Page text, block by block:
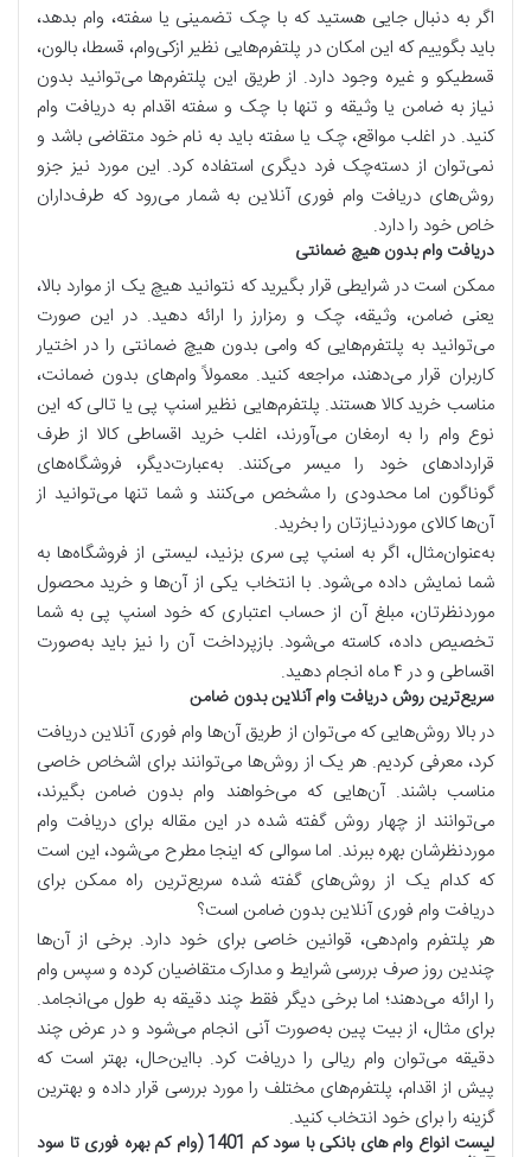
اگر به دنبال جایی هستید که با چک تضمینی یا سفته، وام بدهد،
باید بگوییم که این امکان در پلتفرم‌هایی نظیر ازکی‌وام، قسطا، بالون،
قسطیکو و غیره وجود دارد. از طریق این پلتفرم‌ها می‌توانید بدون
نیاز به ضامن یا وثیقه و تنها با چک و سفته اقدام به دریافت وام
کنید. در اغلب مواقع، چک یا سفته باید به نام خود متقاضی باشد و
نمی‌توان از دسته‌چک فرد دیگری استفاده کرد. این مورد نیز جزو
روش‌های دریافت وام فوری آنلاین به شمار می‌رود که طرف‌داران
خاص خود را دارد.
دریافت وام بدون هیچ ضمانتی
ممکن است در شرایطی قرار بگیرید که نتوانید هیچ یک از موارد بالا،
یعنی ضامن، وثیقه، چک و رمزارز را ارائه دهید. در این صورت
می‌توانید به پلتفرم‌هایی که وامی بدون هیچ ضمانتی را در اختیار
کاربران قرار می‌دهند، مراجعه کنید. معمولاً وام‌های بدون ضمانت،
مناسب خرید کالا هستند. پلتفرم‌هایی نظیر اسنپ پی یا تالی که این
نوع وام را به ارمغان می‌آورند، اغلب خرید اقساطی کالا از طرف
قراردادهای خود را میسر می‌کنند. به‌عبارت‌دیگر، فروشگاه‌های
گوناگون اما محدودی را مشخص می‌کنند و شما تنها می‌توانید از
آن‌ها کالای موردنیازتان را بخرید.
به‌عنوان‌مثال، اگر به اسنپ پی سری بزنید، لیستی از فروشگاه‌ها به
شما نمایش داده می‌شود. با انتخاب یکی از آن‌ها و خرید محصول
موردنظرتان، مبلغ آن از حساب اعتباری که خود اسنپ پی به شما
تخصیص داده، کاسته می‌شود. بازپرداخت آن را نیز باید به‌صورت
اقساطی و در ۴ ماه انجام دهید.
سریع‌ترین روش دریافت وام آنلاین بدون ضامن
در بالا روش‌هایی که می‌توان از طریق آن‌ها وام فوری آنلاین دریافت
کرد، معرفی کردیم. هر یک از روش‌ها می‌توانند برای اشخاص خاصی
مناسب باشند. آن‌هایی که می‌خواهند وام بدون ضامن بگیرند،
می‌توانند از چهار روش گفته شده در این مقاله برای دریافت وام
موردنظرشان بهره ببرند. اما سوالی که اینجا مطرح می‌شود، این است
که کدام یک از روش‌های گفته شده سریع‌ترین راه ممکن برای
دریافت وام فوری آنلاین بدون ضامن است؟
هر پلتفرم وام‌دهی، قوانین خاصی برای خود دارد. برخی از آن‌ها
چندین روز صرف بررسی شرایط و مدارک متقاضیان کرده و سپس وام
را ارائه می‌دهند؛ اما برخی دیگر فقط چند دقیقه به طول می‌انجامد.
برای مثال، از بیت پین به‌صورت آنی انجام می‌شود و در عرض چند
دقیقه می‌توان وام ریالی را دریافت کرد. بااین‌حال، بهتر است که
پیش از اقدام، پلتفرم‌های مختلف را مورد بررسی قرار داده و بهترین
گزینه را برای خود انتخاب کنید.
لیست انواع وام های بانکی با سود کم 1401 (وام کم بهره فوری تا سود